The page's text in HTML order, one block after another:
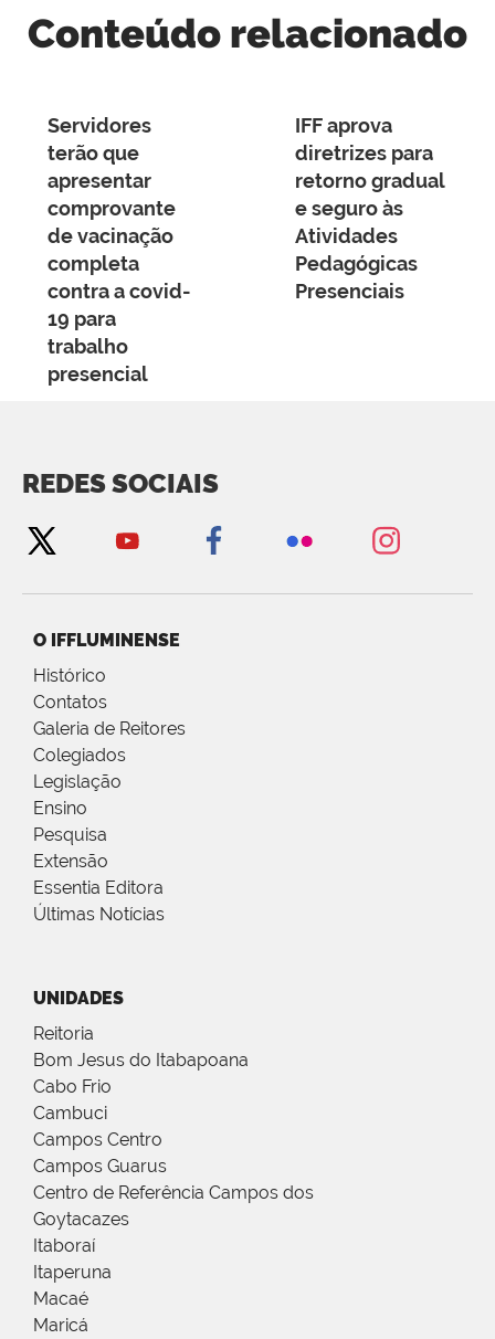
Conteúdo relacionado
Servidores
terão que
apresentar
comprovante
de vacinação
completa
contra a covid-
19 para
trabalho
presencial
IFF aprova
diretrizes para
retorno gradual
e seguro às
Atividades
Pedagógicas
Presenciais
REDES SOCIAIS
O IFFLUMINENSE
Histórico
Contatos
Galeria de Reitores
Colegiados
Legislação
Ensino
Pesquisa
Extensão
Essentia Editora
Últimas Notícias
UNIDADES
Reitoria
Bom Jesus do Itabapoana
Cabo Frio
Cambuci
Campos Centro
Campos Guarus
Centro de Referência Campos dos
Goytacazes
Itaboraí
Itaperuna
Macaé
Maricá